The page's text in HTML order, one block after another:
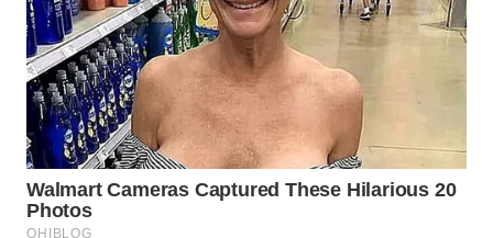
WN
MAJALENGKA
WN
SUBANG
WN
SUKABUMI